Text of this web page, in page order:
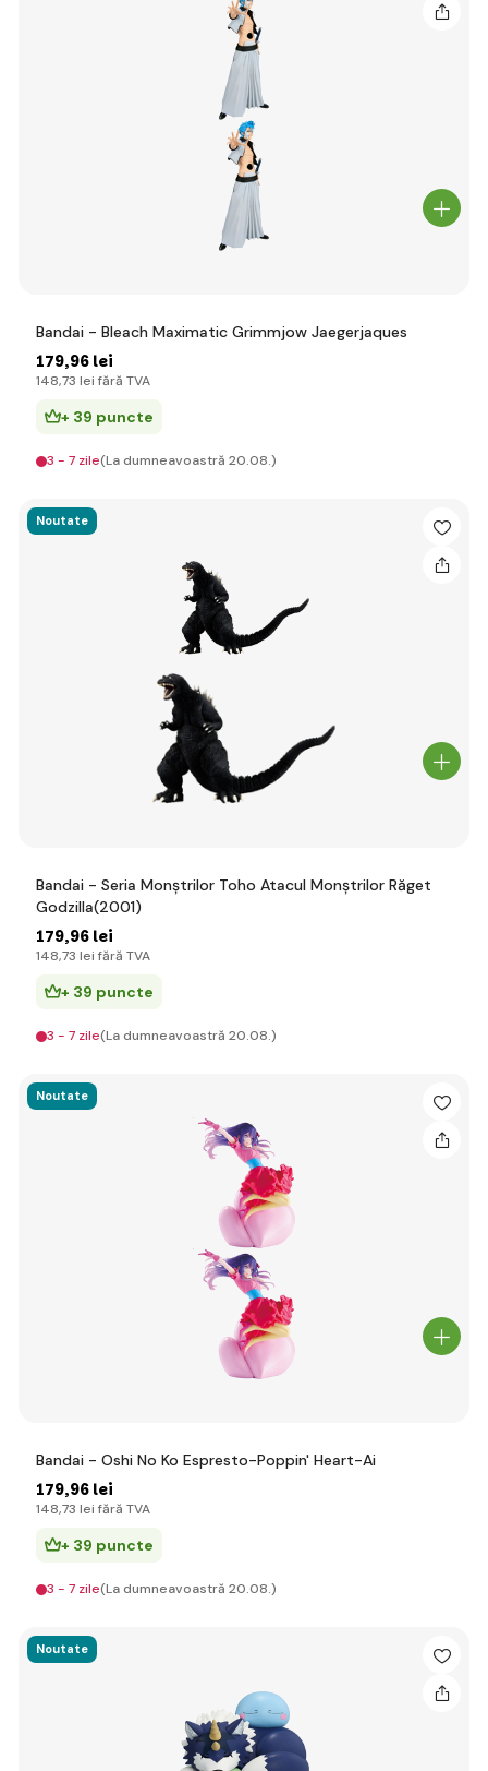
Bandai - Bleach Maximatic Grimmjow Jaegerjaques
179,96 lei
148,73 lei fără TVA
+ 39 puncte
3 - 7 zile(La dumneavoastră 20.08.)
Noutate
Bandai - Seria Monștrilor Toho Atacul Monștrilor Răget
Godzilla(2001)
179,96 lei
148,73 lei fără TVA
+ 39 puncte
3 - 7 zile(La dumneavoastră 20.08.)
Noutate
Bandai - Oshi No Ko Espresto-Poppin' Heart-Ai
179,96 lei
148,73 lei fără TVA
+ 39 puncte
3 - 7 zile(La dumneavoastră 20.08.)
Noutate